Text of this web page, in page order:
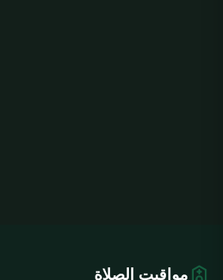
مواقيت الصلاة